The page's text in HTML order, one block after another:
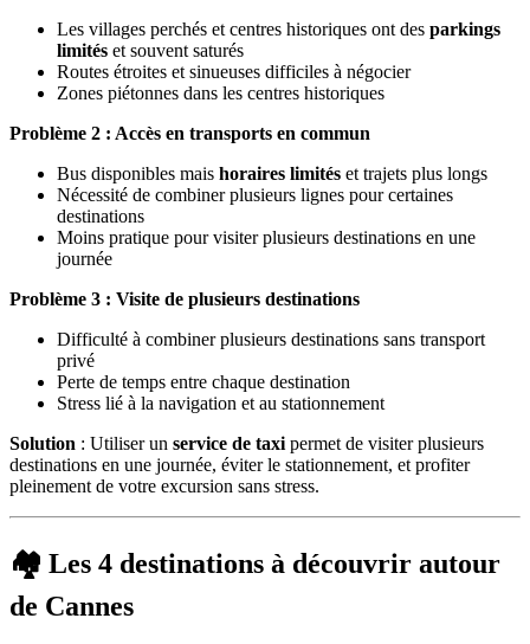
Les villages perchés et centres historiques ont des parkings
limités et souvent saturés
Routes étroites et sinueuses difficiles à négocier
Zones piétonnes dans les centres historiques
Problème 2 : Accès en transports en commun
Bus disponibles mais horaires limités et trajets plus longs
Nécessité de combiner plusieurs lignes pour certaines
destinations
Moins pratique pour visiter plusieurs destinations en une
journée
Problème 3 : Visite de plusieurs destinations
Difficulté à combiner plusieurs destinations sans transport
privé
Perte de temps entre chaque destination
Stress lié à la navigation et au stationnement
Solution : Utiliser un service de taxi permet de visiter plusieurs
destinations en une journée, éviter le stationnement, et profiter
pleinement de votre excursion sans stress.
🏘️ Les 4 destinations à découvrir autour
de Cannes